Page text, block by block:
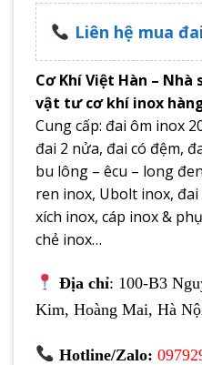
Liên hệ mua
Cơ Khí Việt Hàn –
vật tư cơ khí inox
Cung cấp: đai ôm inox
đai 2 nửa, đai có đệm,
bu lông – êcu – long
ren inox, Ubolt inox,
xích inox, cáp inox &
chẻ inox…
Địa chỉ: 100-B3
Kim, Hoàng Mai, Hà
Hotline/Zalo: